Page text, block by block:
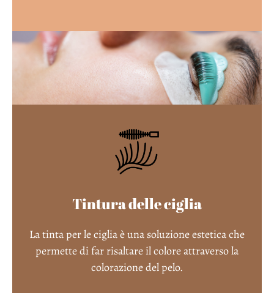
Tintura delle ciglia
La tinta per le ciglia è una soluzione estetica che
permette di far risaltare il colore attraverso la
colorazione del pelo.